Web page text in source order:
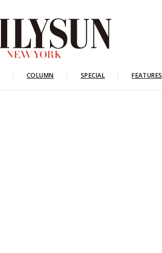
COLUMN SPECIAL FEATURES